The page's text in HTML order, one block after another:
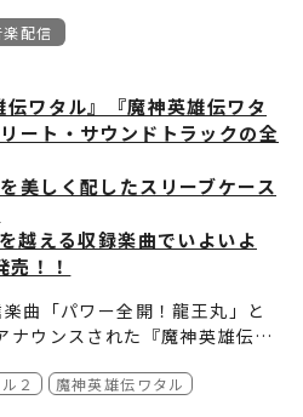
230分（本編223分+映像特典7
（ステレオ）／AVC／BD50
High Definition>
変更となる場合がございま
典
特製下敷き（B5サイズ）
on STORE／A-on STORE プ
イ／赤い熊さん／全国アニメイ
ちゅ屋（Getchu.com）／Jos
、プレミアムバンダイ特典：
サイズ）
タル 超！感謝祭」(2026/2/1
開＆チケット情報 解禁！
タジオ・ライブ） 仕上：舟田
催決定！
れ大好評のうちに終了した
タル 35周年感謝祭」に続き、
タル』シリーズのイベント第2
す。
トークコーナーに加えて、放送
上演！
コーナーではアーティストによ
加えて、出演キャストによるキ
グ歌唱も！
伝ワタル 超！感謝祭 概要
1日（日）
開場／14:30開演
開場／18:30開演
SHIBUYA（東京都渋谷区宇
田中 真弓、伊倉 一恵、高乃
楽配信
伝ワタル』『魔神英雄伝ワタ
ート・サウンドトラックの全
美しく配したスリーブケース
越える収録楽曲でいよいよ
！！
曲「パワー全開！龍王丸」と
ナウンスされた『魔神英雄伝ワ
ク。10月29日の発売を前にそ
は、1988年の放送から37年を
２ 魔神英雄伝ワタル